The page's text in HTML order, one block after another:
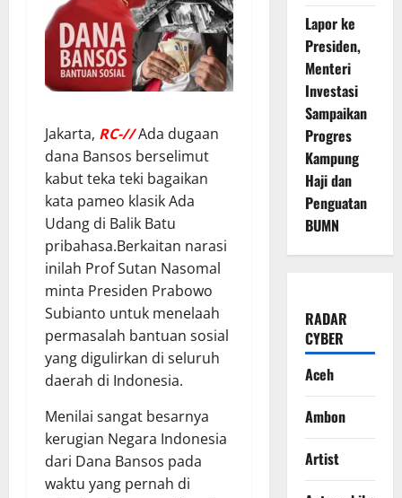
Jakarta, RC-//Ada dugaan
dana Bansos berselimut
kabut teka teki bagaikan
kata pameo klasik Ada
Udang di Balik Batu
pribahasa.Berkaitan narasi
inilah Prof Sutan Nasomal
minta Presiden Prabowo
Subianto untuk menelaah
permasalah bantuan sosial
yang digulirkan di seluruh
daerah di Indonesia.
Menilai sangat besarnya
kerugian Negara Indonesia
dari Dana Bansos pada
waktu yang pernah di
Lapor ke
Presiden,
Menteri
Investasi
Sampaikan
Progres
Kampung
Haji dan
Penguatan
BUMN
RADAR
CYBER
Aceh
Ambon
Artist